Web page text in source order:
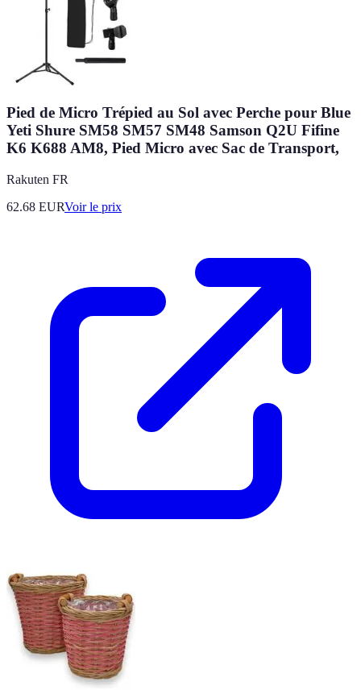
Pied de Micro Trépied au Sol avec Perche pour Blue
Yeti Shure SM58 SM57 SM48 Samson Q2U Fifine
K6 K688 AM8, Pied Micro avec Sac de Transport,
Rakuten FR
62.68 EURVoir le prix